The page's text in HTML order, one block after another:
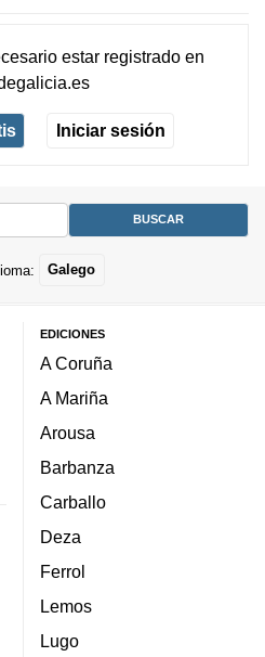
estar registradoen
Iniciar sesión
Galego
EDICIONES
A Coruña
A Mariña
Arousa
Barbanza
Carballo
Deza
Ferrol
Lemos
Lugo